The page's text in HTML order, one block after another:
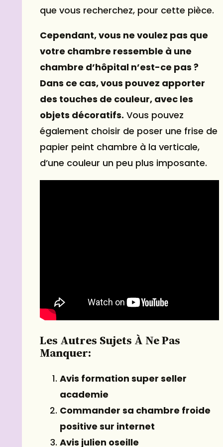
que vous recherchez, pour cette pièce.
Cependant, vous ne voulez pas que
votre chambre ressemble à une
chambre d’hôpital n’est-ce pas ?
Dans ce cas, vous pouvez apporter
des touches de couleur, avec les
objets décoratifs. Vous pouvez
également choisir de poser une frise de
papier peint chambre à la verticale,
d’une couleur un peu plus imposante.
Les Autres Sujets À Ne Pas
Manquer:
Avis formation super seller
academie
Commander sa chambre froide
positive sur internet
Avis julien oseille